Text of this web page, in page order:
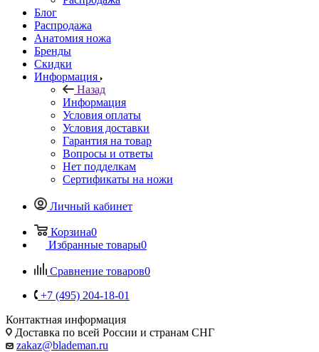
Блог
Распродажа
Анатомия ножа
Бренды
Скидки
Информация
Назад
Информация
Условия оплаты
Условия доставки
Гарантия на товар
Вопросы и ответы
Нет подделкам
Сертификаты на ножи
Личный кабинет
Корзина0
Избранные товары0
Сравнение товаров0
+7 (495) 204-18-01
Контактная информация
Доставка по всей России и странам СНГ
zakaz@blademan.ru